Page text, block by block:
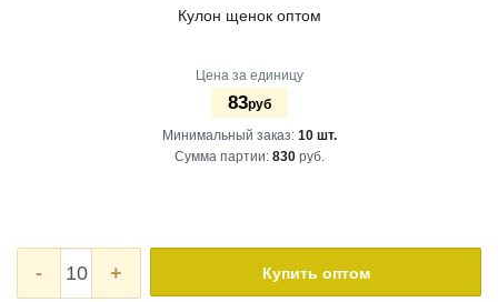
Кулон щенок оптом
Цена за единицу
83руб
Минимальный заказ: 10 шт.
Сумма партии: 830руб.
- + Купить оптом